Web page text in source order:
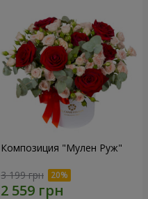
Композиция "Мулен Руж"
3 199 грн